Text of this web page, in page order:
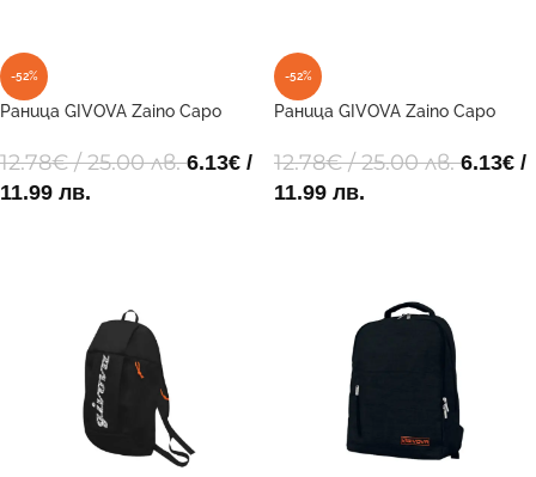
-52%
Раница GIVOVA Zaino Capo
12.78€/ 25.00 лв.6.13€ /
11.99 лв.
-52%
Раница GIVOVA Zaino Capo
12.78€/ 25.00 лв.6.13€ /
11.99 лв.